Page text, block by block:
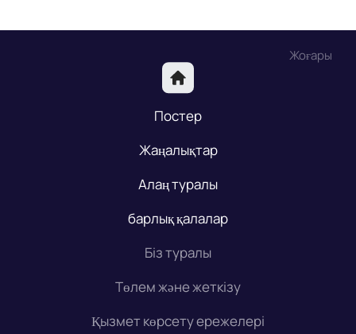
Жоғары
Постер
Жаңалықтар
Алаң туралы
барлық қалалар
Біз туралы
Төлем және жеткізу
Қызмет көрсету ережелері